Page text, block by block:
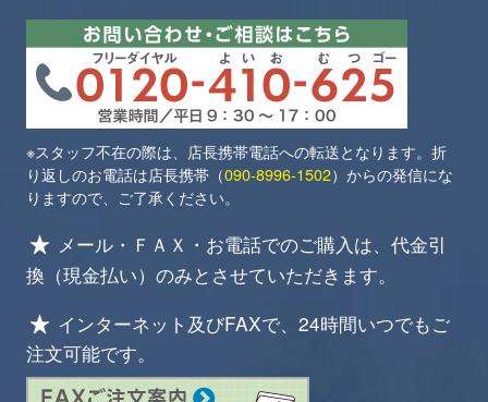
※スタッフ不在の際は、店長携帯電話への転送となります。折
り返しのお電話は店長携帯（090-8996-1502）からの発信にな
りますので、ご了承ください。
メール・ＦＡＸ・お電話でのご購入は、代金引
換（現金払い）のみとさせていただきます。
インターネット及びFAXで、24時間いつでもご
注文可能です。